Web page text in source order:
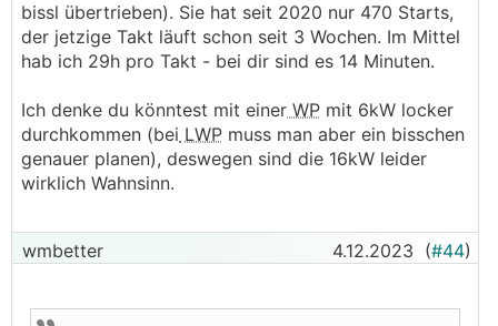
bissl übertrieben). Sie hat seit 2020 nur 470 Starts,
der jetzige Takt läuft schon seit 3 Wochen. Im Mittel
hab ich 29h pro Takt - bei dir sind es 14 Minuten.
Ich denke du könntest mit einer WP mit 6kW locker
durchkommen (bei LWP muss man aber ein bisschen
genauer planen), deswegen sind die 16kW leider
wirklich Wahnsinn.
wmbetter 4.12.2023 (#44)